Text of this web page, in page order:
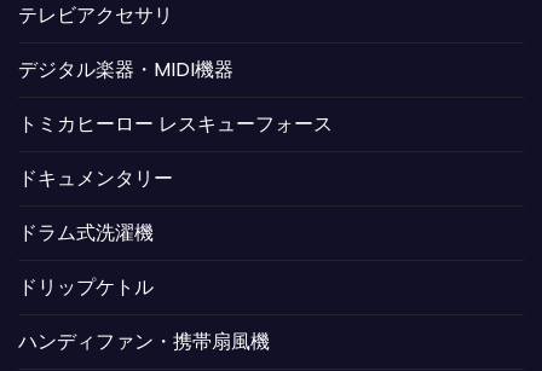
テレビアクセサリ
デジタル楽器・MIDI機器
トミカヒーロー レスキューフォース
ドキュメンタリー
ドラム式洗濯機
ドリップケトル
ハンディファン・携帯扇風機